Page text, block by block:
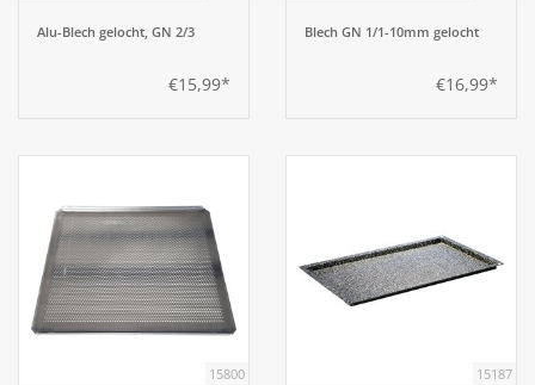
Alu-Blech gelocht, GN 2/3
€15,99*
Blech GN 1/1-10mm gelocht
€16,99*
15800 15187